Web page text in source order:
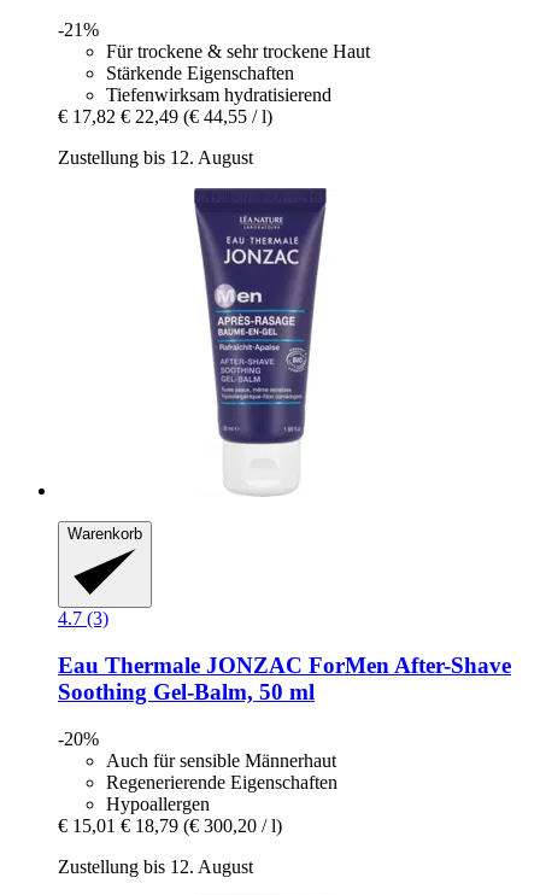
-21%
Für trockene & sehr trockene Haut
Stärkende Eigenschaften
Tiefenwirksam hydratisierend
€ 17,82 € 22,49 (€ 44,55 / l)
Zustellung bis 12. August
Warenkorb
4.7 (3)
Eau Thermale JONZAC ForMen After-​Shave
Soothing Gel-​Balm, 50 ml
-20%
Auch für sensible Männerhaut
Regenerierende Eigenschaften
Hypoallergen
€ 15,01 € 18,79 (€ 300,20 / l)
Zustellung bis 12. August